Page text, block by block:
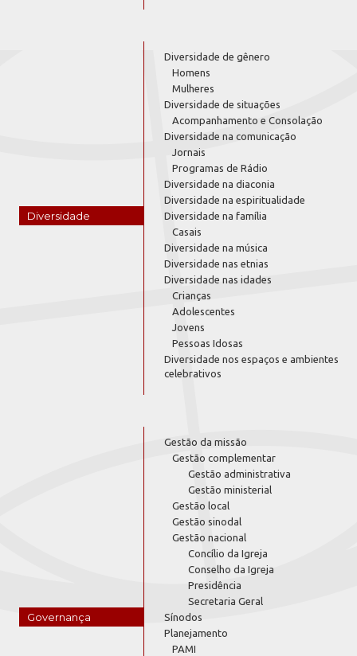
Diversidade
Diversidade de gênero
Homens
Mulheres
Diversidade de situações
Acompanhamento e Consolação
Diversidade na comunicação
Jornais
Programas de Rádio
Diversidade na diaconia
Diversidade na espiritualidade
Diversidade na família
Casais
Diversidade na música
Diversidade nas etnias
Diversidade nas idades
Crianças
Adolescentes
Jovens
Pessoas Idosas
Diversidade nos espaços e ambientes
celebrativos
Governança
Gestão da missão
Gestão complementar
Gestão administrativa
Gestão ministerial
Gestão local
Gestão sinodal
Gestão nacional
Concílio da Igreja
Conselho da Igreja
Presidência
Secretaria Geral
Sínodos
Planejamento
PAMI